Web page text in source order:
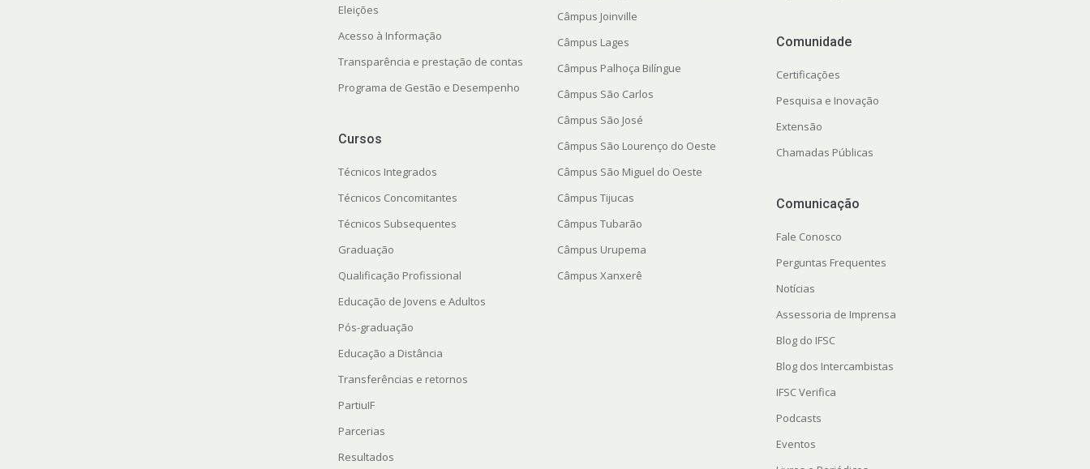
Eleições
Acesso à Informação
Transparência e prestação de contas
Programa de Gestão e Desempenho
Cursos
Técnicos Integrados
Técnicos Concomitantes
Técnicos Subsequentes
Graduação
Qualificação Profissional
Educação de Jovens e Adultos
Pós-graduação
Educação a Distância
Transferências e retornos
PartiuIF
Parcerias
Resultados
Câmpus Joinville
Câmpus Lages
Câmpus Palhoça Bilíngue
Câmpus São Carlos
Câmpus São José
Câmpus São Lourenço do Oeste
Câmpus São Miguel do Oeste
Câmpus Tijucas
Câmpus Tubarão
Câmpus Urupema
Câmpus Xanxerê
Comunidade
Certificações
Pesquisa e Inovação
Extensão
Chamadas Públicas
Comunicação
Fale Conosco
Perguntas Frequentes
Notícias
Assessoria de Imprensa
Blog do IFSC
Blog dos Intercambistas
IFSC Verifica
Podcasts
Eventos